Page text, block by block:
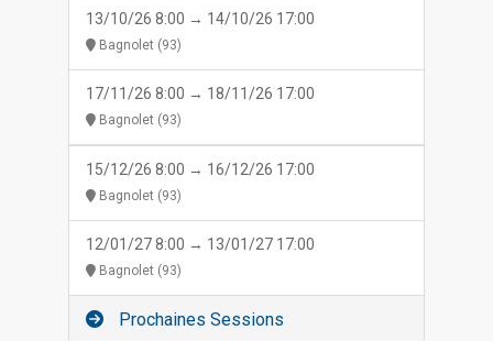
13/10/26 8:00 → 14/10/26 17:00
Bagnolet (93)
17/11/26 8:00 → 18/11/26 17:00
Bagnolet (93)
15/12/26 8:00 → 16/12/26 17:00
Bagnolet (93)
12/01/27 8:00 → 13/01/27 17:00
Bagnolet (93)
Prochaines Sessions